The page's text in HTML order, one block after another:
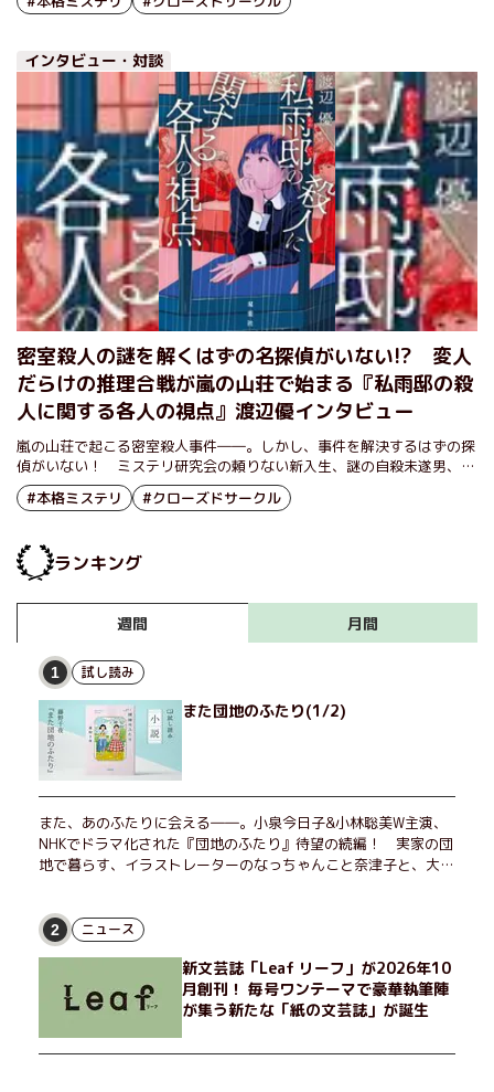
インタビュー・対談
密室殺人の謎を解くはずの名探偵がいない!? 変人
だらけの推理合戦が嵐の山荘で始まる『私雨邸の殺
人に関する各人の視点』渡辺優インタビュー
嵐の山荘で起こる密室殺人事件――。しかし、事件を解決するはずの探
偵がいない！ ミステリ研究会の頼りない新入生、謎の自殺未遂男、ち
ょっと心を病んでいる館オーナーの孫など、登場人物は変わり者だら
け。誰が犯人か、誰が事件を解決するのか、各人の視点から語られる事
ロバティックな本格ミステリを掌中に収めた渡辺優さんに話をきいた。
#本格ミステリ #クローズドサークル
ランキング
週間 月間
1 試し読み
また団地のふたり(1/2)
また、あのふたりに会える――。小泉今日子&小林聡美W主演、
NHKでドラマ化された『団地のふたり』待望の続編！ 実家の団
地で暮らす、イラストレーターのなっちゃんこと奈津子と、大学
げたり、部屋でふたりだけの「台湾映画祭」を催したり。50代
独身、幼なじみの変わらぬ友情とささやかな幸せの日々を描く。
2 ニュース
新文芸誌「Leaf リーフ」が2026年10
月創刊！ 毎号ワンテーマで豪華執筆陣
が集う新たな「紙の文芸誌」が誕生